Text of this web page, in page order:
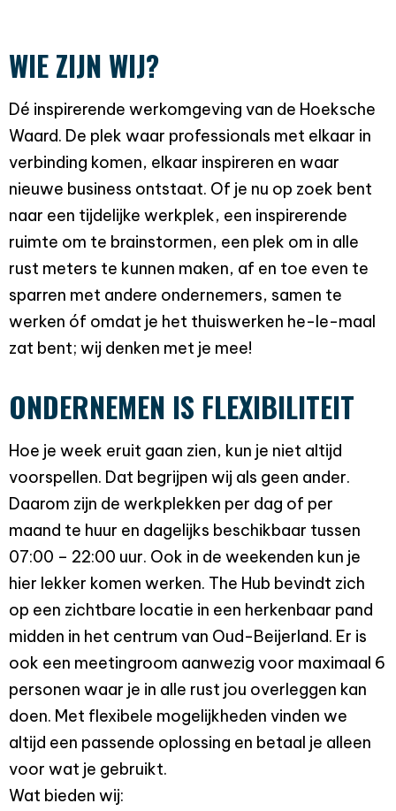
WIE ZIJN WIJ?
Dé inspirerende werkomgeving van de Hoeksche
Waard. De plek waar professionals met elkaar in
verbinding komen, elkaar inspireren en waar
nieuwe business ontstaat. Of je nu op zoek bent
naar een tijdelijke werkplek, een inspirerende
ruimte om te brainstormen, een plek om in alle
rust meters te kunnen maken, af en toe even te
sparren met andere ondernemers, samen te
werken óf omdat je het thuiswerken he-le-maal
zat bent; wij denken met je mee!
ONDERNEMEN IS FLEXIBILITEIT
Hoe je week eruit gaan zien, kun je niet altijd
voorspellen. Dat begrijpen wij als geen ander.
Daarom zijn de werkplekken per dag of per
maand te huur en dagelijks beschikbaar tussen
07:00 – 22:00 uur. Ook in de weekenden kun je
hier lekker komen werken. The Hub bevindt zich
op een zichtbare locatie in een herkenbaar pand
midden in het centrum van Oud-Beijerland. Er is
ook een meetingroom aanwezig voor maximaal 6
personen waar je in alle rust jou overleggen kan
doen. Met flexibele mogelijkheden vinden we
altijd een passende oplossing en betaal je alleen
voor wat je gebruikt.
Wat bieden wij: